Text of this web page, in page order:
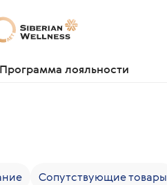
Программа лояльности
Сопутствующие товары